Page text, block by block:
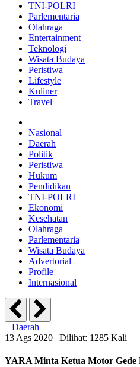
TNI-POLRI
Parlementaria
Olahraga
Entertainment
Teknologi
Wisata Budaya
Peristiwa
Lifestyle
Kuliner
Travel
Nasional
Daerah
Politik
Peristiwa
Hukum
Pendidikan
TNI-POLRI
Ekonomi
Kesehatan
Olahraga
Parlementaria
Wisata Budaya
Advertorial
Profile
Internasional
Daerah
13 Ags 2020 | Dilihat: 1285 Kali
YARA Minta Ketua Motor Gede